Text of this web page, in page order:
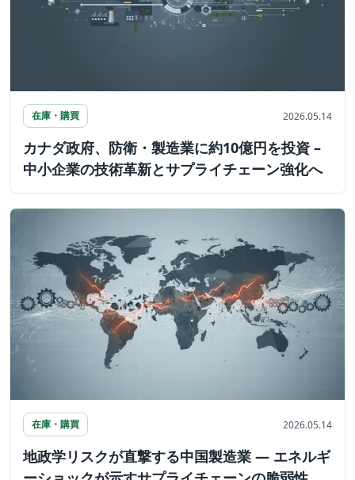
在庫・購買 2026.05.14
カナダ政府、防衛・製造業に約10億円を投資 –
中小企業の技術革新とサプライチェーン強化へ
在庫・購買 2026.05.14
地政学リスクが直撃する中国製造業 — エネルギ